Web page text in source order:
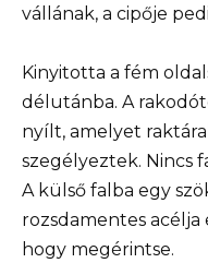
vállának, a cipője
Kinyitotta a fém
délutánba. A
nyílt, amelyet
szegélyeztek. Nincs
A külső falba egy
rozsdamentes
hogy megérintse.